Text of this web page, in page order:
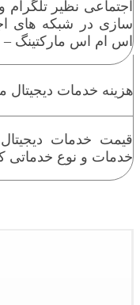
اجتماعی نظیر تلگرام
سازی در شبکه های
اس ام اس مارکتینگ
هزینه خدمات
قیمت خدمات دیجیتال
خدمات و نوع خدماتی